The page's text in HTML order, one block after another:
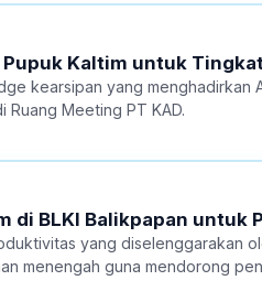
Kaltim untuk
kearsipan yang menghadirkan
Ruang Meeting PT KAD.
BLKI Balikpapan untuk
yang diselenggarakan
menengah guna mendorong